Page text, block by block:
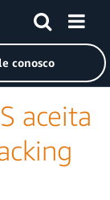
da Amazon Web
conosco
aceita